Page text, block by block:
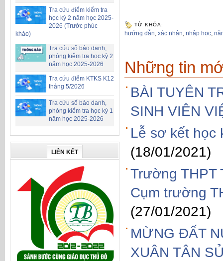
Tra cứu điểm kiểm tra
học kỳ 2 năm học 2025-
2026 (Trước phúc
khảo)
Tra cứu số báo danh,
phòng kiểm tra học kỳ 2
năm học 2025-2026
Tra cứu điểm KTKS K12
tháng 5/2026
Tra cứu số báo danh,
phòng kiểm tra học kỳ 1
năm học 2025-2026
LIÊN KẾT
TỪ KHÓA:
hướng dẫn, xác nhận, nhập học,
Những tin
BÀI TUYÊN
SINH VIÊN
Lễ sơ kết học
(18/01/2021)
Trường THPT
Cụm trường
(27/01/2021)
MỪNG ĐẤT
XUÂN TÂN